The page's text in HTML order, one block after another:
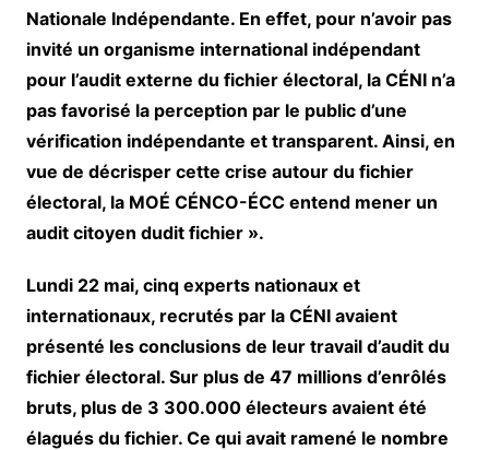
Nationale Indépendante. En effet, pour n’avoir pas
invité un organisme international indépendant
pour l’audit externe du fichier électoral, la CÉNI n’a
pas favorisé la perception par le public d’une
vérification indépendante et transparent. Ainsi, en
vue de décrisper cette crise autour du fichier
électoral, la MOÉ CÉNCO-ÉCC entend mener un
audit citoyen dudit fichier ».
Lundi 22 mai, cinq experts nationaux et
internationaux, recrutés par la CÉNI avaient
présenté les conclusions de leur travail d’audit du
fichier électoral. Sur plus de 47 millions d’enrôlés
bruts, plus de 3 300.000 électeurs avaient été
élagués du fichier. Ce qui avait ramené le nombre